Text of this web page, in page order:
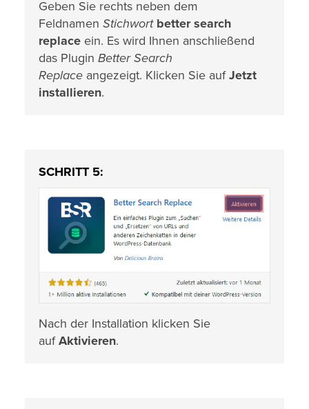
Geben Sie rechts neben dem
Feldnamen Stichwort better search
replace ein. Es wird Ihnen anschließend
das Plugin Better Search
Replace angezeigt. Klicken Sie aufJetzt
installieren.
SCHRITT 5:
Nach der Installation klicken Sie
aufAktivieren.